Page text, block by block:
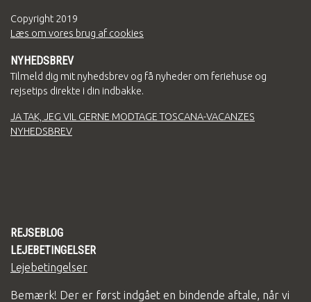
Copyright 2019
Læs om vores brug af cookies
NYHEDSBREV
Tilmeld dig mit nyhedsbrev og få nyheder om feriehuse og
rejsetips direkte i din indbakke.
JA TAK, JEG VIL GERNE MODTAGE TOSCANA-VACANZES
NYHEDSBREV
REJSEBLOG
LEJEBETINGELSER
Lejebetingelser
Bemærk! Der er først indgået en bindende aftale, når vi